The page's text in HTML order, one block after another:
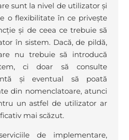
sunt la nivel de utilizator și
o flexibilitate în ce privește
și de ceea ce trebuie să
în sistem. Dacă, de pildă,
nu trebuie să introducă
ci doar să consulte
și eventual să poată
din nomenclatoare, atunci
un astfel de utilizator ar
mai scăzut.
de implementare,